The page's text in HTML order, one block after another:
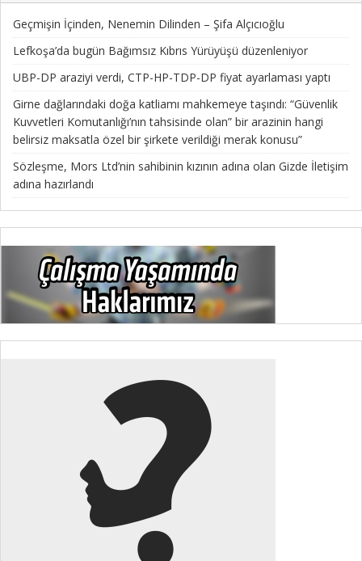
Geçmişin İçinden, Nenemin Dilinden – Şifa Alçıcıoğlu
Lefkoşa’da bugün Bağımsız Kıbrıs Yürüyüşü düzenleniyor
UBP-DP araziyi verdi, CTP-HP-TDP-DP fiyat ayarlaması yaptı
Girne dağlarındaki doğa katliamı mahkemeye taşındı: “Güvenlik
Kuvvetleri Komutanlığı’nın tahsisinde olan” bir arazinin hangi
belirsiz maksatla özel bir şirkete verildiği merak konusu”
Sözleşme, Mors Ltd’nin sahibinin kızının adına olan Gizde İletişim
adına hazırlandı